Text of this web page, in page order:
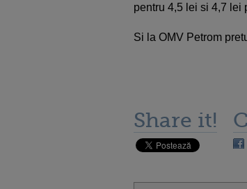
pentru 4,5 lei si 4,7 lei
Si la OMV Petrom
Share it!